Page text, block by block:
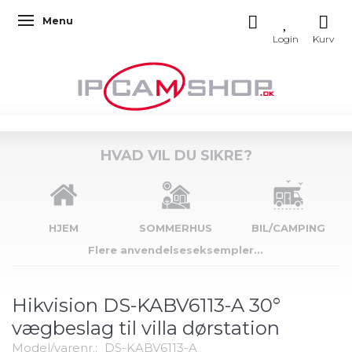
Skifte navigation
Menu
HVAD VIL DU SIKRE?
HJEM SOMMERHUS
BIL/CAMPING
Flere anvendelseseksempler...
Hikvision DS-KABV6113-A 30°
vægbeslag til villa dørstation
Model/varenr.: DS-KABV6113-A